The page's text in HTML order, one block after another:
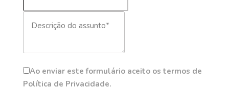
Ao enviar este formulário aceito os termos de
Política de Privacidade.